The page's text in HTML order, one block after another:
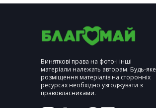
Виняткові права на фото-і інші
матеріали належать авторам. Будь-яке
розміщення матеріалів на сторонніх
ресурсах необхідно узгоджувати з
правовласниками.